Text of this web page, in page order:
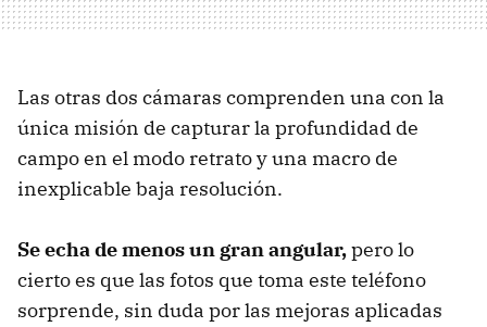
Las otras dos cámaras comprenden una con la
única misión de capturar la profundidad de
campo en el modo retrato y una macro de
inexplicable baja resolución.
Se echa de menos un gran angular,pero lo
cierto es que las fotos que toma este teléfono
sorprende, sin duda por las mejoras aplicadas